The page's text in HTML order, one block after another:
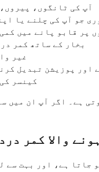
آپ کی ٹانگوں،
جو آپ کی چلنے یا
پر قابو پانے میں
بخار کے ساتھ کمر
غیر
اور پوزیشن تبدیل
کینسر
ہے۔ اگر آپ ان
والا کمر
جاتا ہے، اور بہت